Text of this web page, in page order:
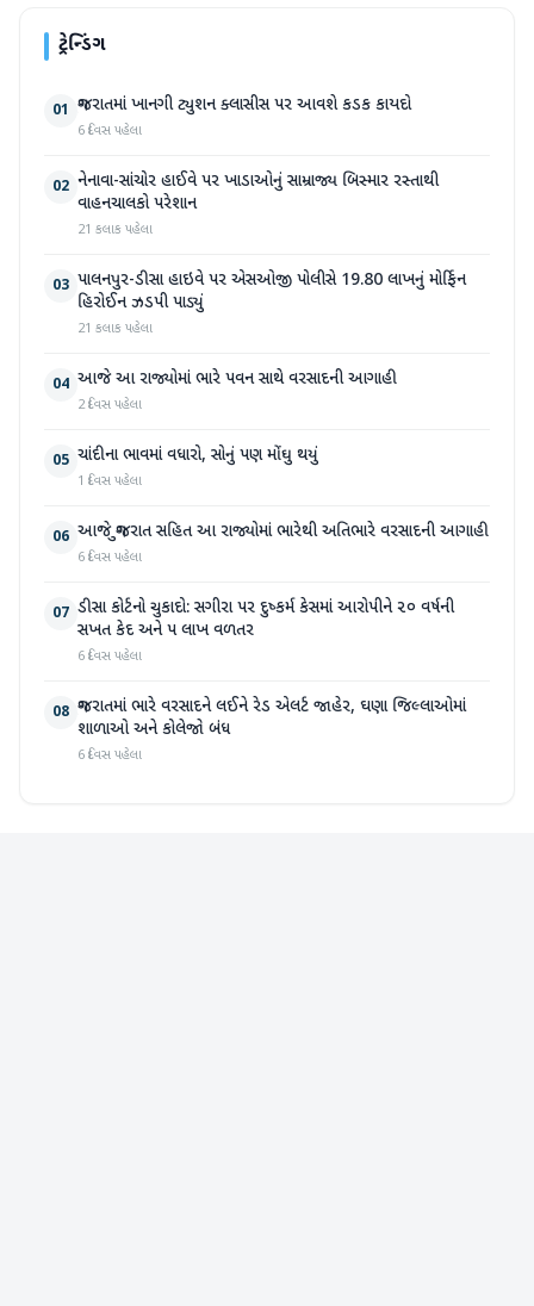
ટ્રેન્ડિંગ
01 ગુજરાતમાં ખાનગી ટ્યુશન ક્લાસીસ પર આવશે કડક કાયદો
6 દિવસ પહેલા
02 નેનાવા-સાંચોર હાઈવે પર ખાડાઓનું સામ્રાજ્ય બિસ્માર રસ્તાથી
વાહનચાલકો પરેશાન
21 કલાક પહેલા
03 પાલનપુર-ડીસા હાઇવે પર એસઓજી પોલીસે 19.80 લાખનું મોર્ફિન
હિરોઈન ઝડપી પાડ્યું
21 કલાક પહેલા
04 આજે આ રાજ્યોમાં ભારે પવન સાથે વરસાદની આગાહી
2 દિવસ પહેલા
05 ચાંદીના ભાવમાં વધારો, સોનું પણ મોંઘુ થયું
1 દિવસ પહેલા
06 આજે ગુજરાત સહિત આ રાજ્યોમાં ભારેથી અતિભારે વરસાદની આગાહી
6 દિવસ પહેલા
07 ડીસા કોર્ટનો ચુકાદો: સગીરા પર દુષ્કર્મ કેસમાં આરોપીને ૨૦ વર્ષની
સખત કેદ અને ૫ લાખ વળતર
6 દિવસ પહેલા
08 ગુજરાતમાં ભારે વરસાદને લઈને રેડ એલર્ટ જાહેર, ઘણા જિલ્લાઓમાં
શાળાઓ અને કોલેજો બંધ
6 દિવસ પહેલા